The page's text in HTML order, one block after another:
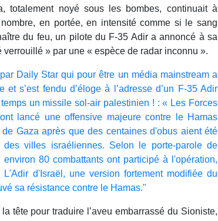
totalement noyé sous les bombes, continuait à
en portée, en intensité comme si le sang
du feu, un pilote du F-35 Adir a annoncé à sa
verrouillé » par une « espèce de radar inconnu ».
Daily Star qui pour être un média mainstream a
s’est fendu d’éloge à l’adresse d’un F-35 Adir
un missile sol-air palestinien ! : « Les Forces
lancé une offensive majeure contre le Hamas
Gaza après que des centaines d'obus aient été
villes israéliennes. Selon le porte-parole de
80 combattants ont participé à l'opération,
d'Israël, une version fortement modifiée du
sa résistance contre le Hamas."
tête pour traduire l’aveu embarrassé du Sioniste,